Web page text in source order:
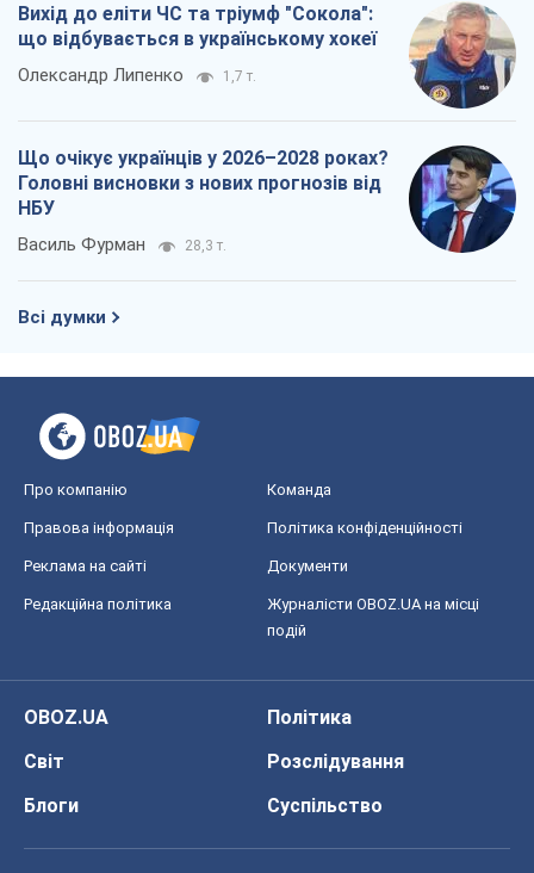
Вихід до еліти ЧС та тріумф "Сокола":
що відбувається в українському хокеї
Олександр Липенко 1,7 т.
Що очікує українців у 2026–2028 роках?
Головні висновки з нових прогнозів від
НБУ
Василь Фурман 28,3 т.
Всі думки
Про компанію Команда
Правова інформація Політика конфіденційності
Реклама на сайті Документи
Редакційна політика
Журналісти OBOZ.UA на місці
подій
OBOZ.UA
Політика
Світ
Розслідування
Блоги
Суспільство